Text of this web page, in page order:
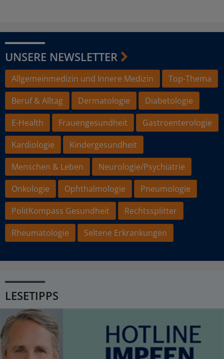
UNSERE NEWSLETTER
Allgemeinmedizin und Innere Medizin
Top-Thema
Beruf & Alltag
Dermatologie
Diabetologie
E-Health
Frauengesundheit
Gastroenterologie
Kardiologie
Kindergesundheit
Menschen & Leben
Neurologie/Psychiatrie
Onkologie
Ophthalmologie
Pneumologie
PolitKompass Gesundheit
Rechtssplitter
Rheumatologie
Seltene Erkrankungen
LESETIPPS